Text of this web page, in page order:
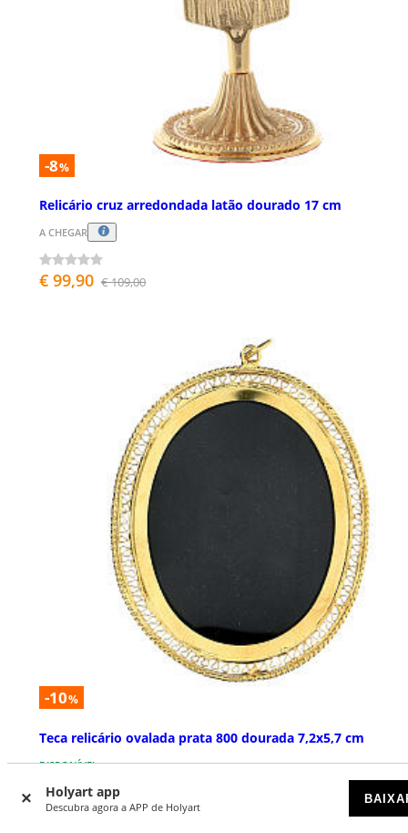
Holyart app
Descubra agora a APP de Holyart
-8%
Relicário cruz arredondada latão dourado 17 cm
A CHEGAR
€ 99,90 € 109,00
-10%
Teca relicário ovalada prata 800 dourada 7,2x5,7 cm
DISPONÍVEL
€ 260,10 € 289,00